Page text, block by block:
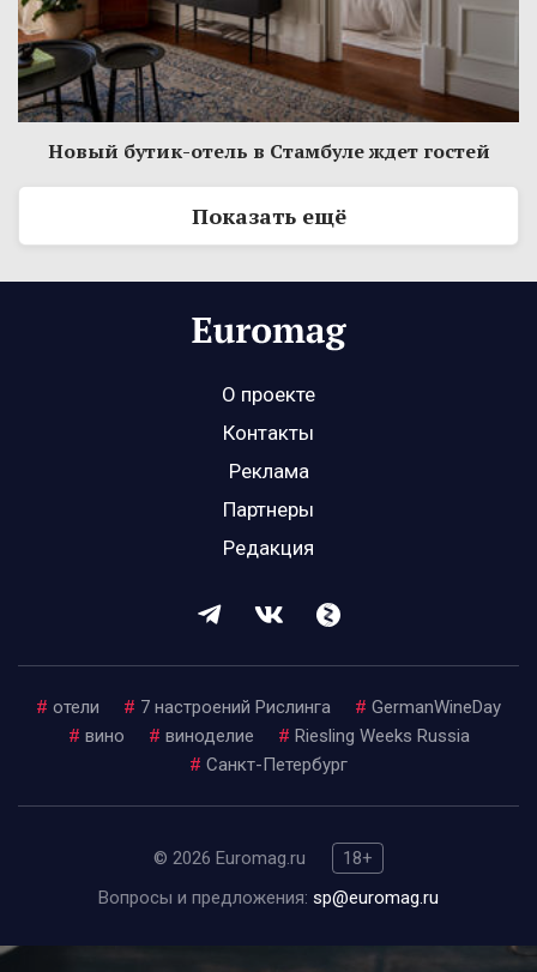
Новый бутик-отель в Стамбуле ждет гостей
Показать ещё
О проекте
Контакты
Реклама
Партнеры
Редакция
# отели # 7 настроений Рислинга # GermanWineDay
# вино # виноделие # Riesling Weeks Russia
# Санкт-Петербург
© 2026 Euromag.ru
18+
Вопросы и предложения: sp@euromag.ru